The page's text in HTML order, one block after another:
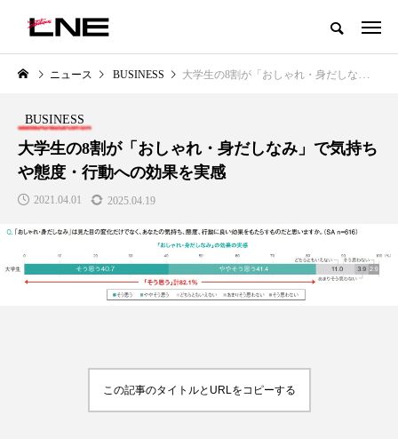
グローバルビューティ＆ヘルスケアビジネス誌
LIFESTYLE BUSINESS
2026.08.06
ニュース BUSINESS 大学生の8割が「おしゃれ・身だしなみ」で気持ちや態度・行動への効果を実感
BUSINESS
大学生の8割が「おしゃれ・身だしなみ」で気持ち
や態度・行動への効果を実感
2021.04.01 2025.04.19
この記事のタイトルとURLをコピーする